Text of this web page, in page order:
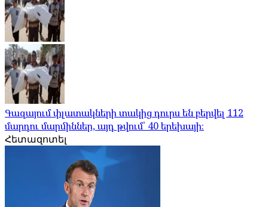
Գազայում փլատակների տակից դուրս են բերվել 112
մարդու մարմիններ, այդ թվում՝ 40 երեխայի։
Հետազոտել